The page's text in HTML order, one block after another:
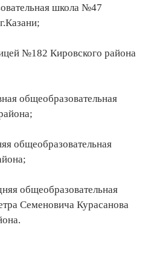
школа №47
№182 Кировского района
общеобразовательная
общеобразовательная
общеобразовательная
Семеновича Курасанова